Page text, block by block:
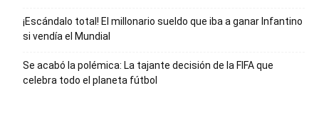
¡Escándalo total! El millonario sueldo que iba a ganar Infantino
si vendía el Mundial
Se acabó la polémica: La tajante decisión de la FIFA que
celebra todo el planeta fútbol